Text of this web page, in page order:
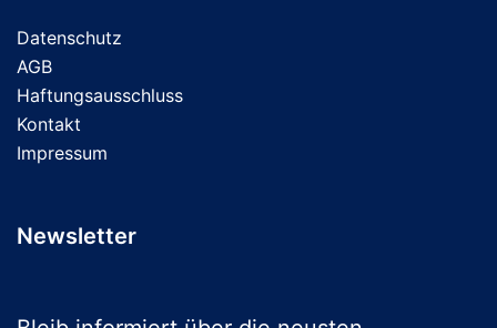
Datenschutz
AGB
Haftungsausschluss
Kontakt
Impressum
Newsletter